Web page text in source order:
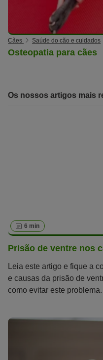
Cães Saúde do cão e cuidados
Osteopatia para cães
Os nossos artigos mais
6 min
Prisão de ventre nos
Leia este artigo e fique a
e causas da prisão de
como evitar este problema.